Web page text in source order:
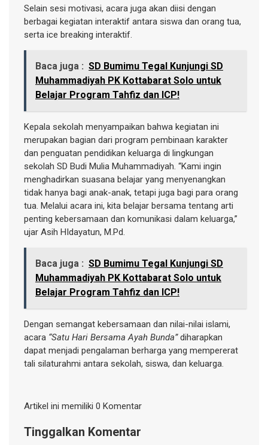
Selain sesi motivasi, acara juga akan diisi dengan
berbagai kegiatan interaktif antara siswa dan orang tua,
serta ice breaking interaktif.
Baca juga : SD Bumimu Tegal Kunjungi SD
Muhammadiyah PK Kottabarat Solo untuk
Belajar Program Tahfiz dan ICP!
Kepala sekolah menyampaikan bahwa kegiatan ini
merupakan bagian dari program pembinaan karakter
dan penguatan pendidikan keluarga di lingkungan
sekolah SD Budi Mulia Muhammadiyah. “Kami ingin
menghadirkan suasana belajar yang menyenangkan
tidak hanya bagi anak-anak, tetapi juga bagi para orang
tua. Melalui acara ini, kita belajar bersama tentang arti
penting kebersamaan dan komunikasi dalam keluarga,”
ujar Asih HIdayatun, M.Pd.
Baca juga : SD Bumimu Tegal Kunjungi SD
Muhammadiyah PK Kottabarat Solo untuk
Belajar Program Tahfiz dan ICP!
Dengan semangat kebersamaan dan nilai-nilai islami,
acara “Satu Hari Bersama Ayah Bunda”diharapkan
dapat menjadi pengalaman berharga yang mempererat
tali silaturahmi antara sekolah, siswa, dan keluarga.
Artikel ini memiliki 0 Komentar
Tinggalkan Komentar